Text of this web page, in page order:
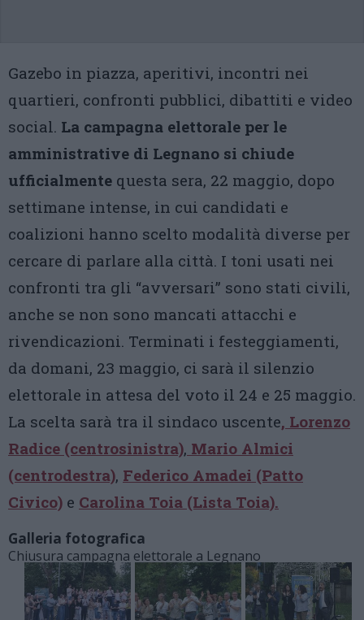
Gazebo in piazza, aperitivi, incontri nei
quartieri, confronti pubblici, dibattiti e video
social. La campagna elettorale per le
amministrative di Legnano si chiude
ufficialmente questa sera, 22 maggio, dopo
settimane intense, in cui candidati e
coalizioni hanno scelto modalità diverse per
cercare di parlare alla città. I toni usati nei
confronti tra gli “avversari” sono stati civili,
anche se non sono mancati attacchi e
rivendicazioni. Terminati i festeggiamenti,
da domani, 23 maggio, ci sarà il silenzio
elettorale in attesa del voto il 24 e 25 maggio.
La scelta sarà tra il sindaco uscente, Lorenzo
Radice (centrosinistra), Mario Almici
(centrodestra), Federico Amadei (Patto
Civico) e Carolina Toia (Lista Toia).
Galleria fotografica
Chiusura campagna elettorale a Legnano